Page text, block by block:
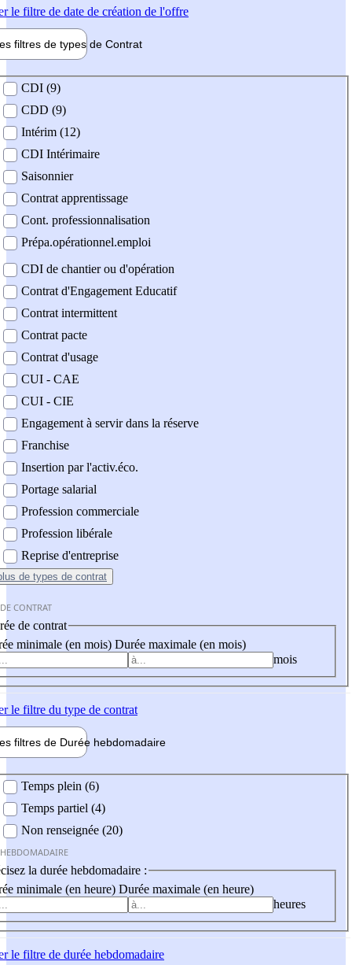
le filtre de date de création de l'offre
filtres de types de Contrat
contrat
CDI (9)
CDD (9)
Intérim (12)
CDI Intérimaire
Saisonnier
Contrat apprentissage
Cont. professionnalisation
Prépa.opérationnel.emploi
CDI de chantier ou d'opération
Contrat d'Engagement Educatif
Contrat intermittent
Contrat pacte
Contrat d'usage
CUI - CAE
CUI - CIE
Engagement à servir dans la réserve
Franchise
Insertion par l'activ.éco.
Portage salarial
Profession commerciale
Profession libérale
Reprise d'entreprise
de types de contrat
CONTRAT
de contrat
minimale (en mois) Durée maximale (en mois)
mois
le filtre du type de contrat
filtres de Durée hebdomadaire
Temps plein (6)
Temps partiel (4)
Non renseignée (20)
la durée hebdomadaire :
minimale (en heure) Durée maximale (en heure)
heures
le filtre de durée hebdomadaire